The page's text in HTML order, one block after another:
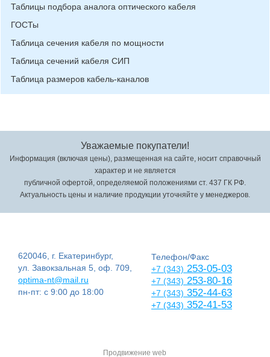
Таблицы подбора аналога оптического кабеля
ГОСТы
Таблица сечения кабеля по мощности
Таблица сечений кабеля СИП
Таблица размеров кабель-каналов
Уважаемые покупатели!
Информация (включая цены), размещенная на сайте, носит справочный
характер и не является
публичной офертой, определяемой положениями ст. 437 ГК РФ.
Актуальность цены и наличие продукции уточняйте у менеджеров.
620046, г. Екатеринбург,
ул. Завокзальная 5, оф. 709,
optima-nt@mail.ru
пн-пт: с 9:00 до 18:00
Телефон/Факс
+7 (343) 253-05-03
+7 (343) 253-80-16
+7 (343) 352-44-63
+7 (343) 352-41-53
Продвижение web